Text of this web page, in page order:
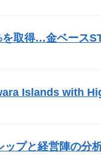
を取得…金ベース
Islands with
プと経営陣の分